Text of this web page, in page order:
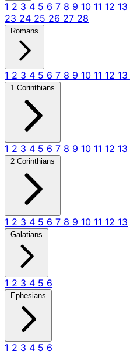
1 2 3 4 5 6 7 8 9 10 11 12 13
23 24 25 26 27 28
Romans
1 2 3 4 5 6 7 8 9 10 11 12 13
1 Corinthians
1 2 3 4 5 6 7 8 9 10 11 12 13
2 Corinthians
1 2 3 4 5 6 7 8 9 10 11 12 13
Galatians
1 2 3 4 5 6
Ephesians
1 2 3 4 5 6